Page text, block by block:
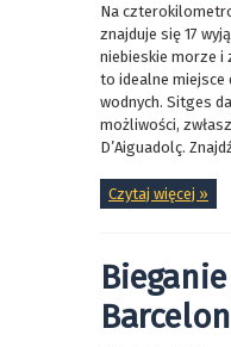
Na
znajduje się 17
niebieskie morze i
to idealne miejsce
wodnych. Sitges
możliwości,
D’Aiguadolç.
Czytaj więcej »